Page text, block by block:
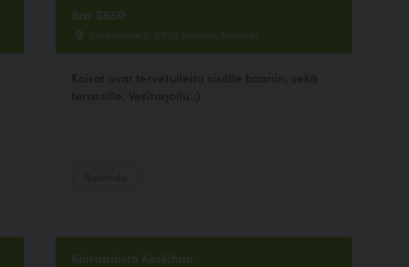
Bar E550
Kokkolantie 2, 85110 Kalajoki, Kalajoki
Koirat ovat tervetulleita sisälle baariin, sekä
terassille. Vesitarjoilu :)
Koirapuisto Koskihau